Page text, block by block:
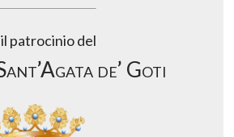
patrocinio del
de’ Goti